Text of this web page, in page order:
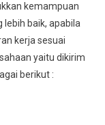
kemampuan
baik, apabila
kerja sesuai
yaitu dikirim
berikut :